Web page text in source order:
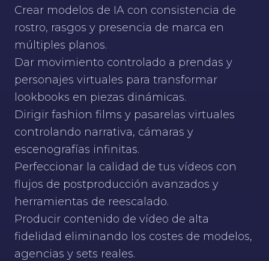
Crear modelos de IA con consistencia de
rostro, rasgos y presencia de marca en
múltiples planos.
Dar movimiento controlado a prendas y
personajes virtuales para transformar
lookbooks en piezas dinámicas.
Dirigir fashion films y pasarelas virtuales
controlando narrativa, cámaras y
escenografías infinitas.
Perfeccionar la calidad de tus vídeos con
flujos de postproducción avanzados y
herramientas de reescalado.
Producir contenido de vídeo de alta
fidelidad eliminando los costes de modelos,
agencias y sets reales.